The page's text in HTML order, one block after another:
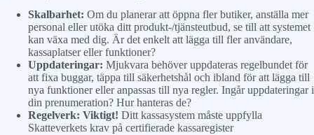
Skalbarhet: Om du planerar att öppna fler butiker, anställa mer
personal eller utöka ditt produkt-/tjänsteutbud, se till att systemet
kan växa med dig. Är det enkelt att lägga till fler användare,
kassaplatser eller funktioner?
Uppdateringar: Mjukvara behöver uppdateras regelbundet för
att fixa buggar, täppa till säkerhetshål och ibland för att lägga till
nya funktioner eller anpassas till nya regler. Ingår uppdateringar i
din prenumeration? Hur hanteras de?
Regelverk: Viktigt! Ditt kassasystem måste uppfylla
Skatteverkets krav på certifierade kassaregister